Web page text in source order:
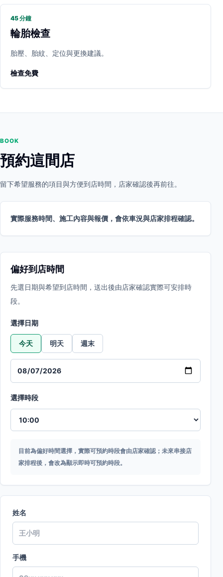
45 分鐘
輪胎檢查
胎壓、胎紋、定位與更換建議。
檢查免費
BOOK
預約這間店
留下希望服務的項目與方便到店時間，店家確認後再前往。
實際服務時間、施工內容與報價，會依車況與店家排程確認。
偏好到店時間
先選日期與希望到店時間，送出後由店家確認實際可安排時
段。
選擇日期
今天 明天 週末
選擇時段
目前為偏好時間選擇，實際可預約時段會由店家確認；未來串接店
家排程後，會改為顯示即時可預約時段。
姓名
手機